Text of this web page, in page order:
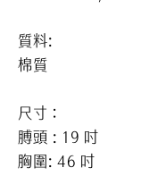
質料:
棉質
尺寸：
膊頭 : 19 吋
胸圍: 46 吋